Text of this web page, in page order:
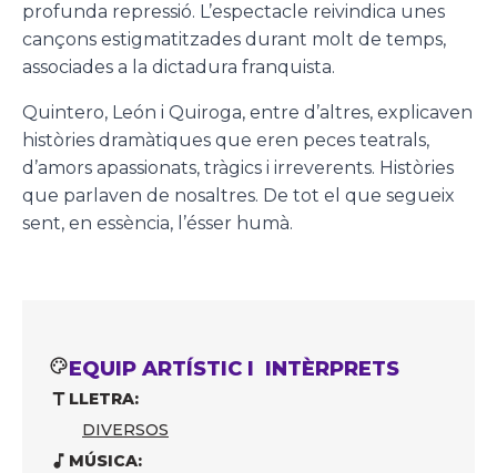
profunda repressió. L’espectacle reivindica unes
cançons estigmatitzades durant molt de temps,
associades a la dictadura franquista.
Quintero, León i Quiroga, entre d’altres, explicaven
històries dramàtiques que eren peces teatrals,
d’amors apassionats, tràgics i irreverents. Històries
que parlaven de nosaltres. De tot el que segueix
sent, en essència, l’ésser humà.
EQUIP ARTÍSTIC I INTÈRPRETS
LLETRA:
DIVERSOS
MÚSICA: